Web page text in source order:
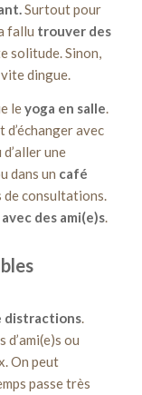
Surtout pour
fallu trouver des
solitude. Sinon,
dingue.
leyoga en salle.
d’échanger avec
d’aller une
dans un café
de consultations.
des ami(e)s.
distractions.
ou
On peut
passe très